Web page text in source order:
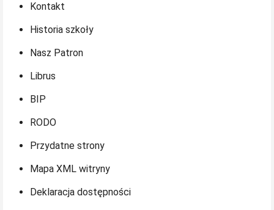
Kontakt
Historia szkoły
Nasz Patron
Librus
BIP
RODO
Przydatne strony
Mapa XML witryny
Deklaracja dostępności